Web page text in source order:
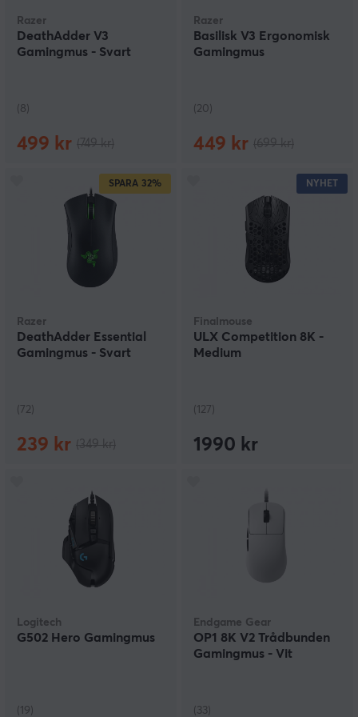
och smärtor efter lång spelsessioner. Behöver du hjälp
med att välja vilken trådbunden gamingmus som
passar just dig så tveka inte på att mejla eller ring oss
Razer
DeathAdder V3
Gamingmus - Svart
(8)
499 kr
Razer
Basilisk V3 Ergonomisk
Gamingmus
(20)
449 kr
SPARA 32%
Razer
DeathAdder Essential
Gamingmus - Svart
(72)
239 kr
NYHET
Finalmouse
ULX Competition 8K -
Medium
(127)
1990 kr
Logitech
G502 Hero Gamingmus
(19)
Endgame Gear
OP1 8K V2 Trådbunden
Gamingmus - Vit
(33)